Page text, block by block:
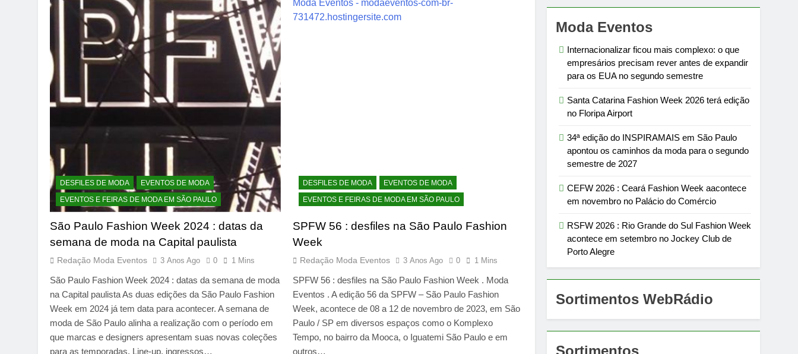
DESFILES DE MODA
EVENTOS DE MODA
EVENTOS E FEIRAS DE MODA EM SÃO PAULO
São Paulo Fashion Week 2024 : datas da
semana de moda na Capital paulista
Redação Moda Eventos 3 Anos Ago 0 1 Mins
São Paulo Fashion Week 2024 : datas da semana de moda
na Capital paulista As duas edições da São Paulo Fashion
Week em 2024 já tem data para acontecer. A semana de
moda de São Paulo alinha a realização com o período em
que marcas e designers apresentam suas novas coleções
para as temporadas. Line-up, ingressos…
DESFILES DE MODA
EVENTOS DE MODA
EVENTOS E FEIRAS DE MODA EM SÃO PAULO
SPFW 56 : desfiles na São Paulo Fashion
Week
Redação Moda Eventos 3 Anos Ago 0 1 Mins
SPFW 56 : desfiles na São Paulo Fashion Week . Moda
Eventos . A edição 56 da SPFW – São Paulo Fashion
Week, acontece de 08 a 12 de novembro de 2023, em São
Paulo / SP em diversos espaços como o Komplexo
Tempo, no bairro da Mooca, o Iguatemi São Paulo e em
outros…
Moda Eventos
Internacionalizar ficou mais complexo: o que
empresários precisam rever antes de expandir
para os EUA no segundo semestre
Santa Catarina Fashion Week 2026 terá edição
no Floripa Airport
34ª edição do INSPIRAMAIS em São Paulo
apontou os caminhos da moda para o segundo
semestre de 2027
CEFW 2026 : Ceará Fashion Week aacontece
em novembro no Palácio do Comércio
RSFW 2026 : Rio Grande do Sul Fashion Week
acontece em setembro no Jockey Club de
Porto Alegre
Sortimentos WebRádio